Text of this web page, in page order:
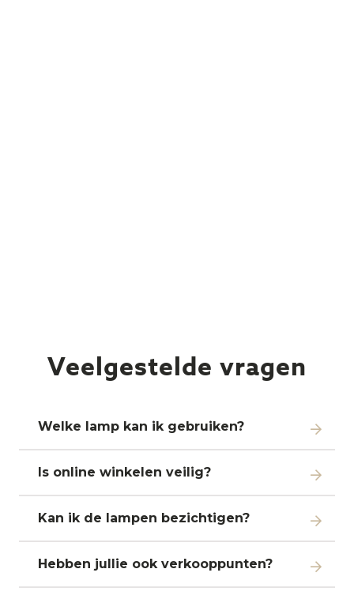
Veelgestelde vragen
Welke lamp kan ik gebruiken?
Is online winkelen veilig?
Kan ik de lampen bezichtigen?
Hebben jullie ook verkooppunten?